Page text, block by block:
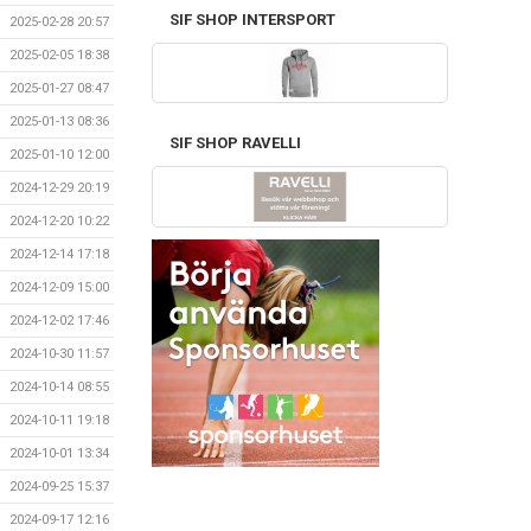
2025-02-28 20:57
2025-02-05 18:38
2025-01-27 08:47
2025-01-13 08:36
2025-01-10 12:00
2024-12-29 20:19
2024-12-20 10:22
2024-12-14 17:18
2024-12-09 15:00
2024-12-02 17:46
2024-10-30 11:57
2024-10-14 08:55
2024-10-11 19:18
2024-10-01 13:34
2024-09-25 15:37
2024-09-17 12:16
SIF SHOP INTERSPORT
SIF SHOP RAVELLI